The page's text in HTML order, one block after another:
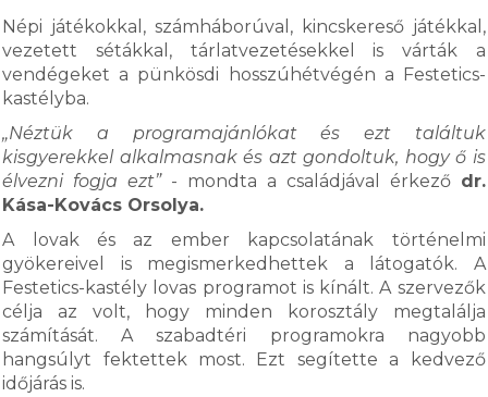
Népi játékokkal, számháborúval, kincskereső játékkal,
vezetett sétákkal, tárlatvezetésekkel is várták a
vendégeket a pünkösdi hosszúhétvégén a Festetics-
kastélyba.
„Néztük a programajánlókat és ezt találtuk
kisgyerekkel alkalmasnak és azt gondoltuk, hogy ő is
élvezni fogja ezt” - mondta a családjával érkező dr.
Kása-Kovács Orsolya.
A lovak és az ember kapcsolatának történelmi
gyökereivel is megismerkedhettek a látogatók. A
Festetics-kastély lovas programot is kínált. A szervezők
célja az volt, hogy minden korosztály megtalálja
számítását. A szabadtéri programokra nagyobb
hangsúlyt fektettek most. Ezt segítette a kedvező
időjárás is.